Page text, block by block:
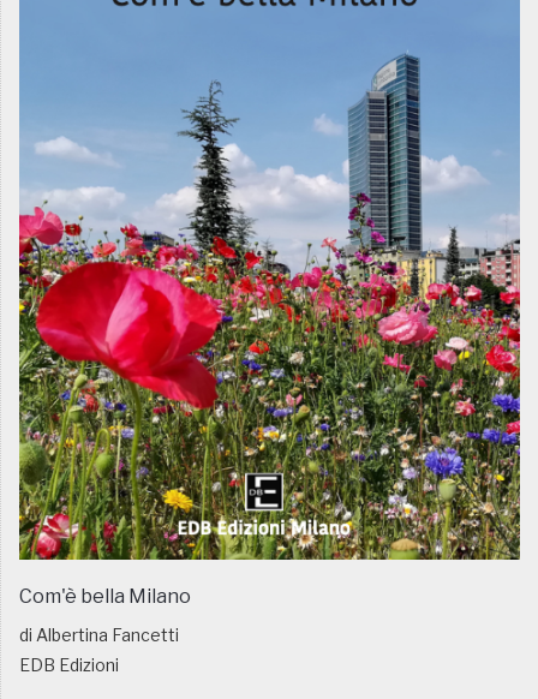
Com'è bella Milano
di Albertina Fancetti
EDB Edizioni